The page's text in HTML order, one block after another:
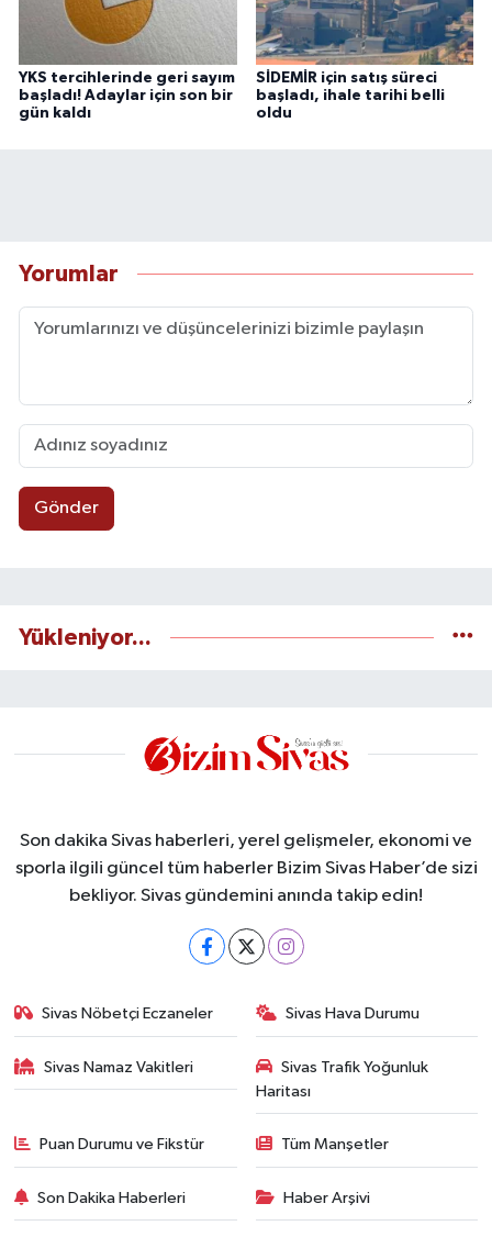
YKS tercihlerinde geri sayım
başladı! Adaylar için son bir
gün kaldı
SİDEMİR için satış süreci
başladı, ihale tarihi belli
oldu
Yorumlar
Gönder
Yükleniyor...
Son dakika Sivas haberleri, yerel gelişmeler, ekonomi ve
sporla ilgili güncel tüm haberler Bizim Sivas Haber’de sizi
bekliyor. Sivas gündemini anında takip edin!
Sivas Nöbetçi Eczaneler Sivas Hava Durumu
Sivas Namaz Vakitleri
Sivas Trafik Yoğunluk
Haritası
Puan Durumu ve Fikstür Tüm Manşetler
Son Dakika Haberleri Haber Arşivi